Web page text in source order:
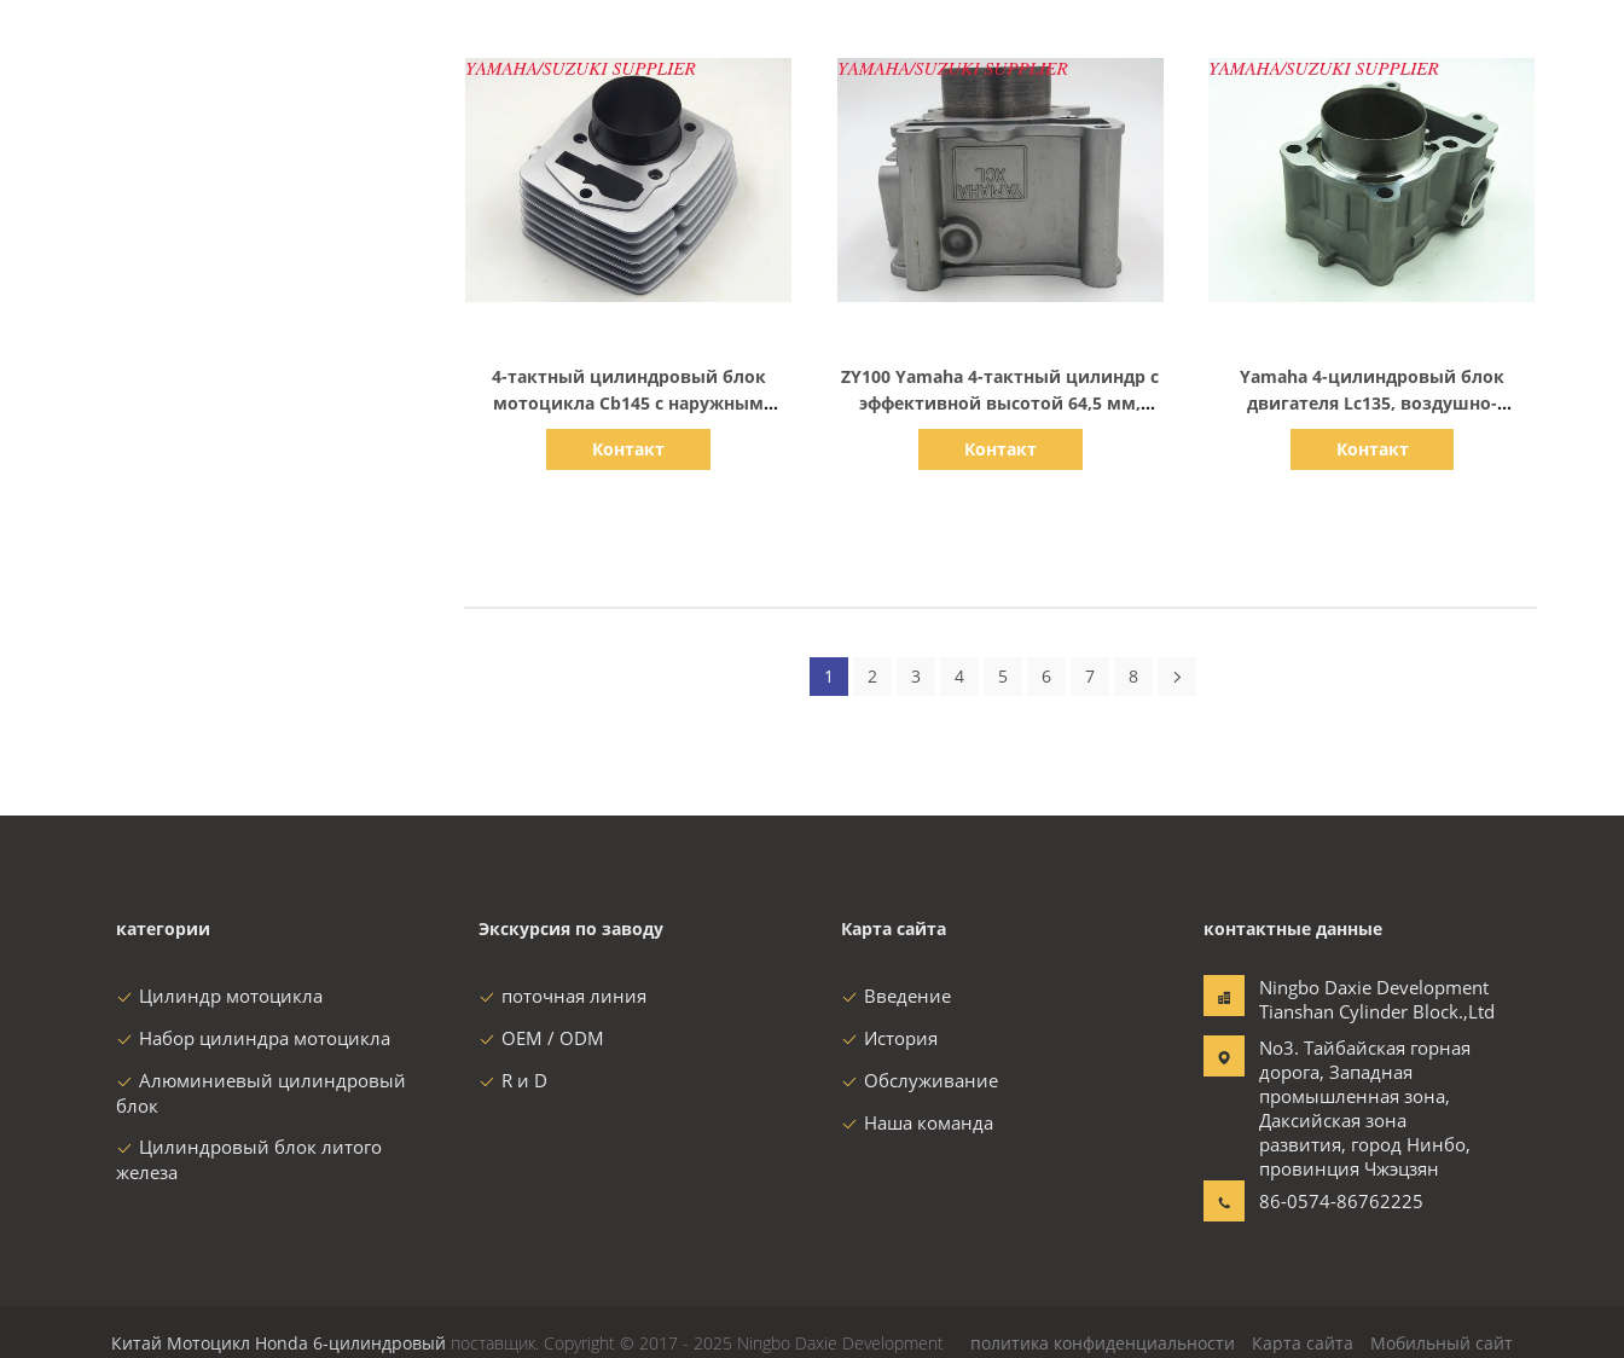
4-тактный цилиндровый блок
мотоцикла Cb145 с наружным
диаметром 65,4 мм
Контакт
ZY100 Yamaha 4-тактный цилиндр с
эффективной высотой 64,5 мм,
сертифицированный ISO
Контакт
Yamaha 4-цилиндровый блок
двигателя Lc135, воздушно-
охлаждаемый алюминиевый блок
двигателя
Контакт
1 2 3 4 5 6 7 8
категории
Цилиндр мотоцикла
Набор цилиндра мотоцикла
Алюминиевый цилиндровый
блок
Цилиндровый блок литого
железа
Экскурсия по заводу
поточная линия
OEM / ODM
R и D
Карта сайта
Введение
История
Обслуживание
Наша команда
контактные данные
Ningbo Daxie Development
Tianshan Cylinder Block.,Ltd
No3. Тайбайская горная
дорога, Западная
промышленная зона,
Даксийская зона
развития, город Нинбо,
провинция Чжэцзян
86-0574-86762225
политика конфиденциальности Карта сайта Мобильный сайт
Китай Мотоцикл Honda 6-цилиндровый поставщик. Copyright © 2017 - 2025 Ningbo Daxie Development